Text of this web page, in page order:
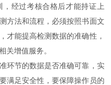
经过考核合格后才能持证上
方法和流程，必须按照书面文
才能提高检测数据的准确性，
关增值服务。
节的数据是否准确可靠，实
满足安全性，要保障操作员的